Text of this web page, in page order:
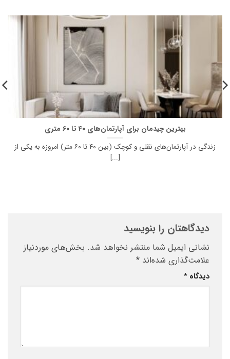
بهترین چیدمان برای آپارتمان‌های ۴۰ تا ۶۰ متری
زندگی در آپارتمان‌های نقلی و کوچک (بین ۴۰ تا ۶۰ متر) امروزه به یکی از
[...]
دیدگاهتان را بنویسید
نشانی ایمیل شما منتشر نخواهد شد. بخش‌های موردنیاز
علامت‌گذاری شده‌اند *
دیدگاه *